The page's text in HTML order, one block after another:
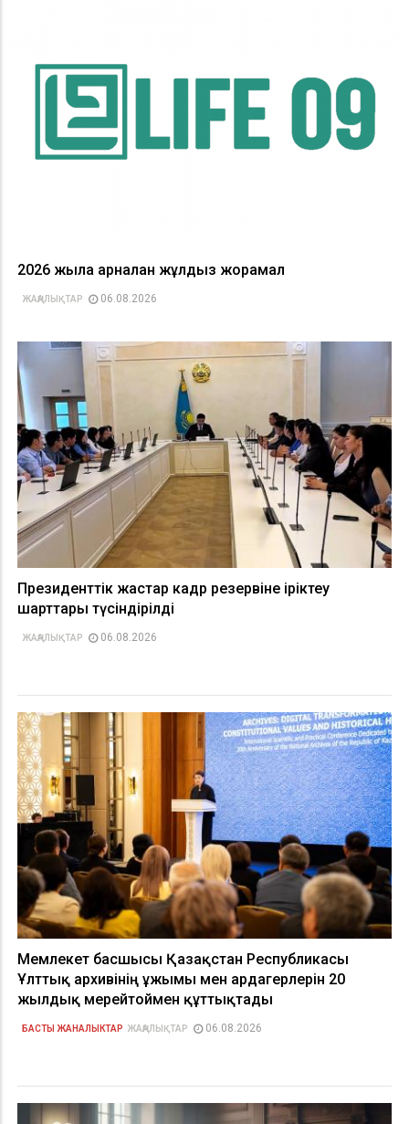
2026 жылға арналған жұлдыз жорамал
ЖАҢАЛЫҚТАР 06.08.2026
Президенттік жастар кадр резервіне іріктеу
шарттары түсіндірілді
ЖАҢАЛЫҚТАР 06.08.2026
Мемлекет басшысы Қазақстан Республикасы
Ұлттық архивінің ұжымы мен ардагерлерін 20
жылдық мерейтоймен құттықтады
БАСТЫ ЖАНАЛЫКТАР ЖАҢАЛЫҚТАР 06.08.2026